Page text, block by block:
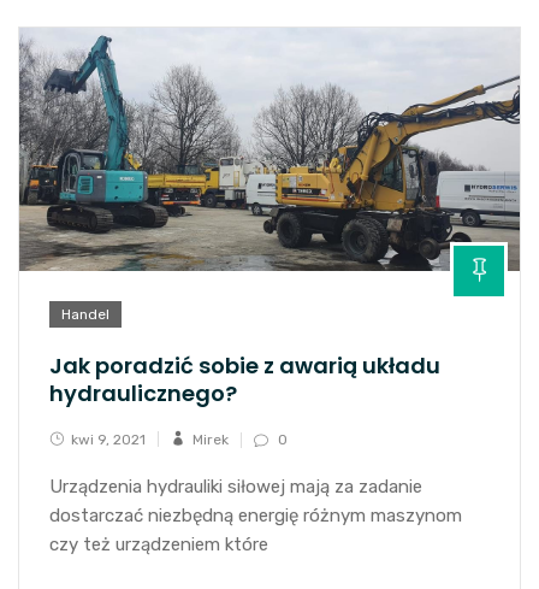
Handel
Jak poradzić sobie z awarią układu
hydraulicznego?
kwi 9, 2021 Mirek 0
Urządzenia hydrauliki siłowej mają za zadanie
dostarczać niezbędną energię różnym maszynom
czy też urządzeniem które